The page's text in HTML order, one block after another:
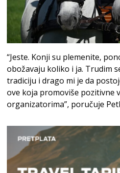
“Jeste. Konji su plemenite,
obožavaju koliko i ja. Trudim
tradiciju i drago mi je da
ove koja promoviše pozitivne
organizatorima”, poručuje